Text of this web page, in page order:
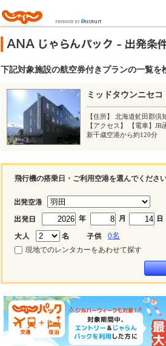
下記対象施設の航空券付きプランの一覧を
ミッドタウンニセコ
【住所】 北海道虻田郡
【アクセス】 【電車】
新千歳空港から約120分
飛行機の搭乗日・ご利用空港を選んでくださ
0名
現地でのレンタカーをあわせて探す